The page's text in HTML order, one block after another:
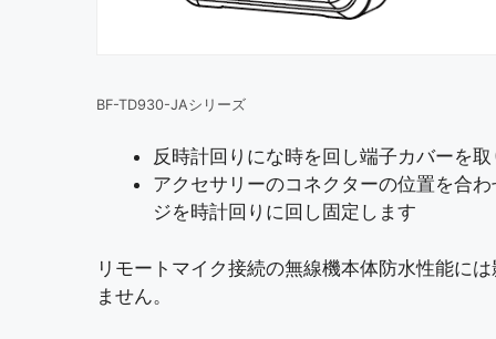
BF-TD930-JAシリーズ
反時計回りにな時を回し端子カバーを
アクセサリーのコネクターの位置を合
ジを時計回りに回し固定します
リモートマイク接続の無線機本体防水性能に
ません。